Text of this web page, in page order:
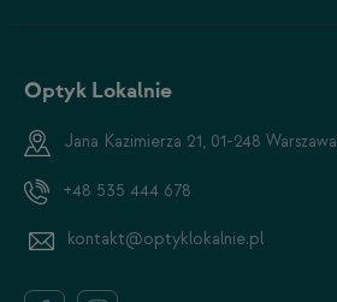
Optyk Lokalnie
Jana Kazimierza 21, 01-248 Warszawa
+48 535 444 678
kontakt@optyklokalnie.pl